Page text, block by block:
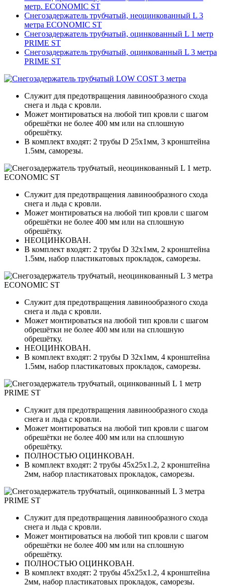
метр. ECONOMIC ST
Снегозадержатель трубчатый, неоцинкованный L 3
метра ECONOMIC ST
Снегозадержатель трубчатый, оцинкованный L 1 метр
PRIME ST
Снегозадержатель трубчатый, оцинкованный L 3 метра
PRIME ST
Служит для предотвращения лавинообразного схода
снега и льда с кровли.
Может монтироваться на любой тип кровли с шагом
обрешётки не более 400 мм или на сплошную
обрешётку.
В комплект входят: 2 трубы D 25х1мм, 3 кронштейна
1.5мм, саморезы.
Служит для предотвращения лавинообразного схода
снега и льда с кровли.
Может монтироваться на любой тип кровли с шагом
обрешётки не более 400 мм или на сплошную
обрешётку.
НЕОЦИНКОВАН.
В комплект входят: 2 трубы D 32х1мм, 2 кронштейна
1.5мм, набор пластикатовых прокладок, саморезы.
Служит для предотвращения лавинообразного схода
снега и льда с кровли.
Может монтироваться на любой тип кровли с шагом
обрешётки не более 400 мм или на сплошную
обрешётку.
НЕОЦИНКОВАН.
В комплект входят: 2 трубы D 32х1мм, 4 кронштейна
1.5мм, набор пластикатовых прокладок, саморезы.
Служит для предотвращения лавинообразного схода
снега и льда с кровли.
Может монтироваться на любой тип кровли с шагом
обрешётки не более 400 мм или на сплошную
обрешётку.
ПОЛНОСТЬЮ ОЦИНКОВАН.
В комплект входят: 2 трубы 45х25х1.2, 2 кронштейна
2мм, набор пластикатовых прокладок, саморезы.
Служит для предотвращения лавинообразного схода
снега и льда с кровли.
Может монтироваться на любой тип кровли с шагом
обрешётки не более 400 мм или на сплошную
обрешётку.
ПОЛНОСТЬЮ ОЦИНКОВАН.
В комплект входят: 2 трубы 45х25х1.2, 4 кронштейна
2мм, набор пластикатовых прокладок, саморезы.